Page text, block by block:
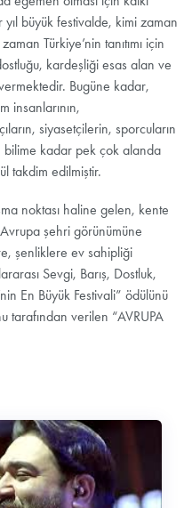
büyük festivalde, kimi zaman
Türkiye’nin tanıtımı için
kardeşliği esas alan ve
Bugüne kadar,
insanlarının,
siyasetçilerin, sporcuların
bilime kadar pek çok alanda
takdim edilmiştir.
noktası haline gelen, kente
şehri görünümüne
şenliklere ev sahipliği
Sevgi, Barış, Dostluk,
En Büyük Festivali” ödülünü
tarafından verilen “AVRUPA